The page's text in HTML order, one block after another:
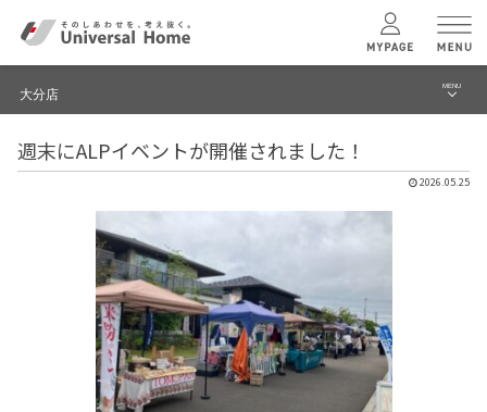
ユニバーサルホームの特長
コンセプトプラン
テクノロジー
建築実例
大分店 MENU
ブログ
モデルハウス見学予約
大分店 TOPへ
週末にALPイベントが開催されました！
2026.05.25